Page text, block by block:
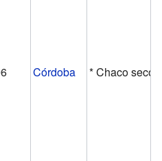
Córdoba * Chaco seco